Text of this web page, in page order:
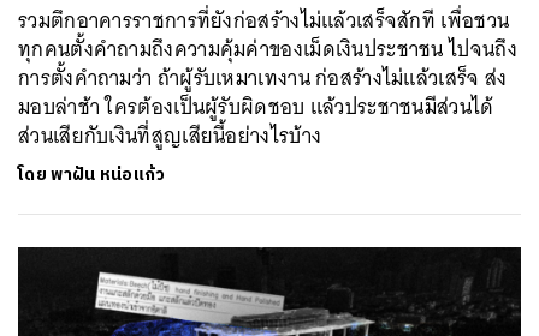
รวมตึกอาคารราชการที่ยังก่อสร้างไม่แล้วเสร็จสักที เพื่อชวน
ทุกคนตั้งคำถามถึงความคุ้มค่าของเม็ดเงินประชาชน ไปจนถึง
การตั้งคำถามว่า ถ้าผู้รับเหมาเทงาน ก่อสร้างไม่แล้วเสร็จ ส่ง
มอบล่าช้า ใครต้องเป็นผู้รับผิดชอบ แล้วประชาชนมีส่วนได้
ส่วนเสียกับเงินที่สูญเสียนี้อย่างไรบ้าง
โดยพาฝัน หน่อแก้ว
ค้นหา
SHARE TWEET LINE EMAIL